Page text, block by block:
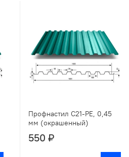
Профнастил С21-РЕ, 0,45
мм (окрашенный)
550 ₽